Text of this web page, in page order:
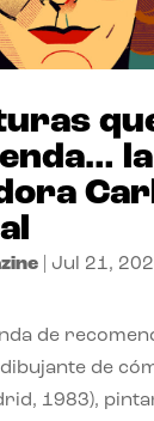
la
| Jul 21,
de
de
1983),